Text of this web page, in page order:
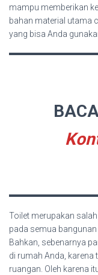
mampu memberikan
bahan material utama
yang bisa Anda
Toilet merupakan
pada semua
Bahkan, sebenarnya
di rumah Anda, karena
ruangan. Oleh karena